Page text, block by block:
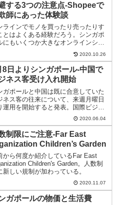
する3つの注意点-Shopeeで
師にあった体験談
ラインでモノを買ったり売ったりす
とはよくある経験だろう。シンガポ
にもいくつか大きなオンラインショ
ングサービスがあるが、そこでプロ
師と出会った。そのやり口と注意点
紹介する。
2020.10.26
8日よりシンガポール-中国で
ネス客受け入れ開始
ガポールと中国は既に合意していた
ネス客の往来について、来週月曜日
運用を開始すると発表。国際ビジネ
2020.06.04
制限にご注意-Far East
Children’s Garden
から何度か紹介しているFar East
Children's Garden。人数制
新しい規制が加わっている。
2020.11.07
ガポールの物価と生活費